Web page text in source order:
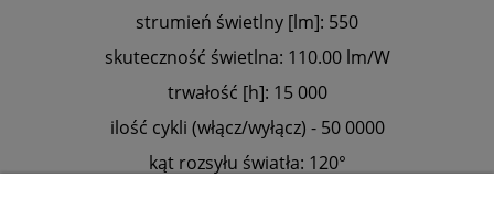
strumień świetlny [lm]: 550
skuteczność świetlna: 110.00 lm/W
trwałość [h]: 15 000
ilość cykli (włącz/wyłącz) - 50 0000
kąt rozsyłu światła: 120°